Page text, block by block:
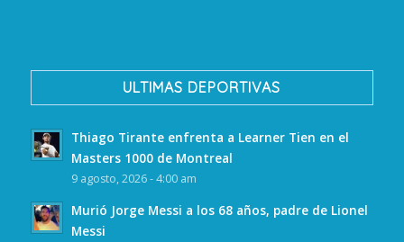
ULTIMAS DEPORTIVAS
Thiago Tirante enfrenta a Learner Tien en el
Masters 1000 de Montreal
9 agosto, 2026 - 4:00 am
Murió Jorge Messi a los 68 años, padre de Lionel
Messi